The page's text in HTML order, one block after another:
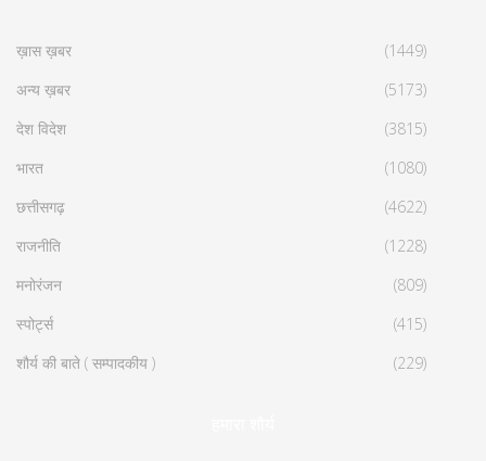
ख़ास ख़बर
(1449)
अन्य ख़बर
(5173)
देश विदेश
(3815)
भारत
(1080)
छत्तीसगढ़
(4622)
राजनीति
(1228)
मनोरंजन
(809)
स्पोर्ट्स
(415)
शौर्य की बाते ( सम्पादकीय )
(229)